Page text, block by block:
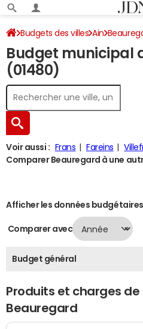
Budgets des villes Ain
Budget municipal
(01480)
Voir aussi : Frans Fareins
Comparer Beauregard à une
Afficher les données
Comparer avec
Budget général
Produits et charges
Beauregard